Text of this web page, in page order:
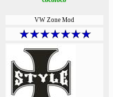
VW Zone Mod